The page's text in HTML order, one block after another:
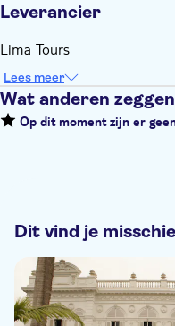
Leverancier
Lima Tours
Lees meer
Wat anderen
Op dit moment zijn er
Dit vind je